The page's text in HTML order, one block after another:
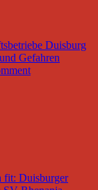
Duisburg
Gefahren
fit: Duisburger